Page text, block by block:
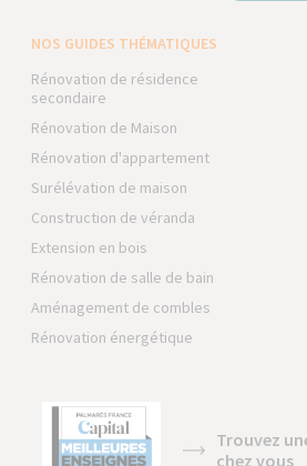
NOS GUIDES THÉMATIQUES
Rénovation de résidence
secondaire
Rénovation de Maison
Rénovation d'appartement
Surélévation de maison
Construction de véranda
Extension en bois
Rénovation de salle de bain
Aménagement de combles
Rénovation énergétique
Trouvez
chez vous